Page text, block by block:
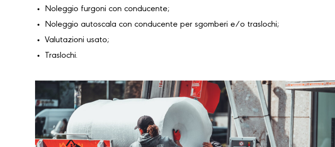
Noleggio furgoni con conducente;
Noleggio autoscala con conducente per sgomberi e/o traslochi;
Valutazioni usato;
Traslochi.